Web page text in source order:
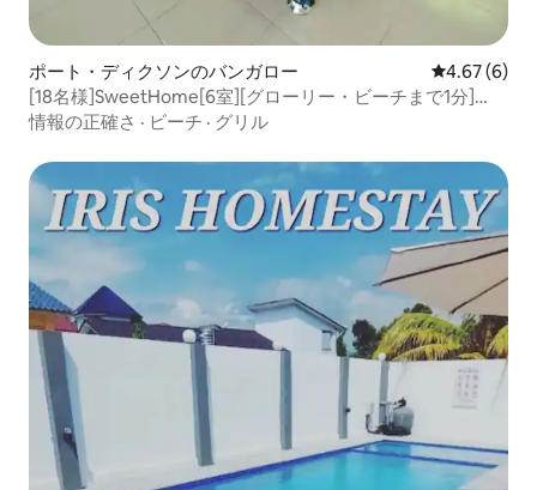
ポート・ディクソンのバンガロー レビュー6
4.67 (6)
[18名様]SweetHome[6室][グローリー・ビーチまで1分]
[BBQ]
情報の正確さ · ビーチ · グリル